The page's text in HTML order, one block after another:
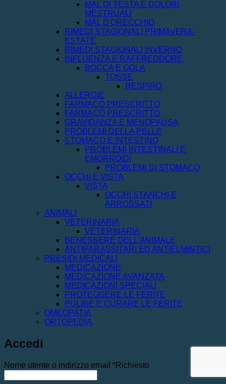
MAL DI TESTA E DOLORI
MESTRUALI
MAL D'ORECCHIO
RIMEDI STAGIONALI PRIMAVERA-
ESTATE
RIMEDI STAGIONALI INVERNO
INFLUENZA E RAFFREDDORE
BOCCA E GOLA
TOSSE
RESPIRO
ALLERGIE
FARMACO PRESCRITTO
FARMACO PRESCRITTO
GRAVIDANZA E MENOPAUSA
PROBLEMI DELLA PELLE
STOMACO E INTESTINO
PROBLEMI INTESTINALI E
EMORROIDI
PROBLEMI DI STOMACO
OCCHI E VISTA
VISTA
OCCHI STANCHI E
ARROSSATI
ANIMALI
VETERINARIA
VETERINARIA
BENESSERE DELL'ANIMALE
ANTIPARASSITARI ED ANTIELMINTICI
PRESIDI MEDICALI
MEDICAZIONE
MEDICAZIONE AVANZATA
MEDICAZIONI SPECIALI
PROTEGGERE LE FERITE
PULIRE E CURARE LE FERITE
OMEOPATIA
ORTOPEDIA
Accedi
Nome utente o indirizzo email *Richiesto